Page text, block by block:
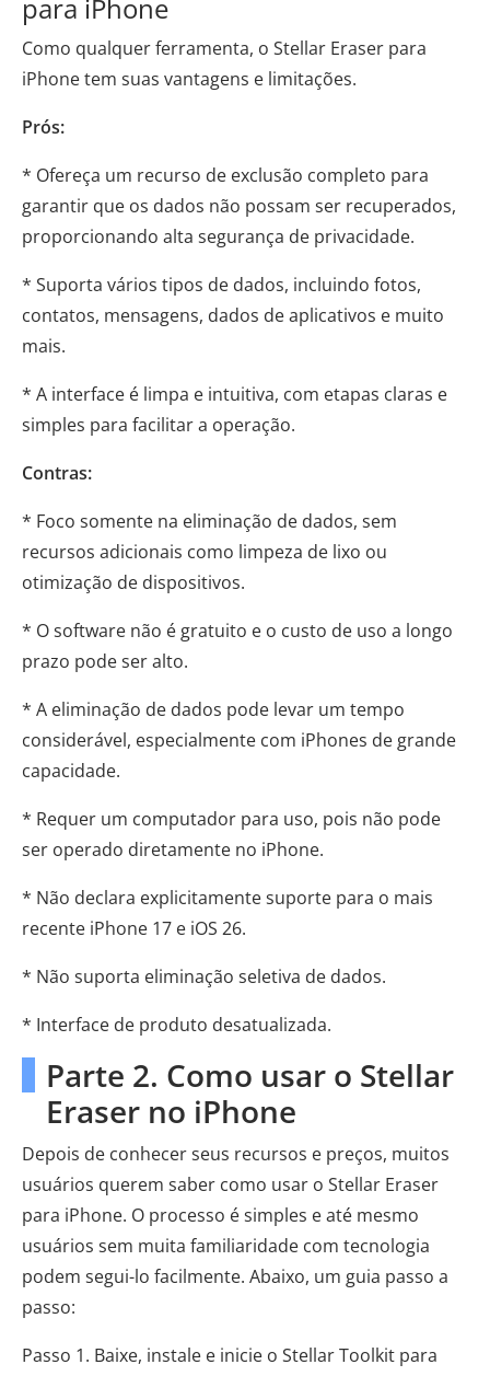
para iPhone
Como qualquer ferramenta, o Stellar Eraser para
iPhone tem suas vantagens e limitações.
Prós:
* Ofereça um recurso de exclusão completo para
garantir que os dados não possam ser recuperados,
proporcionando alta segurança de privacidade.
* Suporta vários tipos de dados, incluindo fotos,
contatos, mensagens, dados de aplicativos e muito
mais.
* A interface é limpa e intuitiva, com etapas claras e
simples para facilitar a operação.
Contras:
* Foco somente na eliminação de dados, sem
recursos adicionais como limpeza de lixo ou
otimização de dispositivos.
* O software não é gratuito e o custo de uso a longo
prazo pode ser alto.
* A eliminação de dados pode levar um tempo
considerável, especialmente com iPhones de grande
capacidade.
* Requer um computador para uso, pois não pode
ser operado diretamente no iPhone.
* Não declara explicitamente suporte para o mais
recente iPhone 17 e iOS 26.
* Não suporta eliminação seletiva de dados.
* Interface de produto desatualizada.
Parte 2. Como usar o Stellar
Eraser no iPhone
Depois de conhecer seus recursos e preços, muitos
usuários querem saber como usar o Stellar Eraser
para iPhone. O processo é simples e até mesmo
usuários sem muita familiaridade com tecnologia
podem segui-lo facilmente. Abaixo, um guia passo a
passo:
Passo 1. Baixe, instale e inicie o Stellar Toolkit para